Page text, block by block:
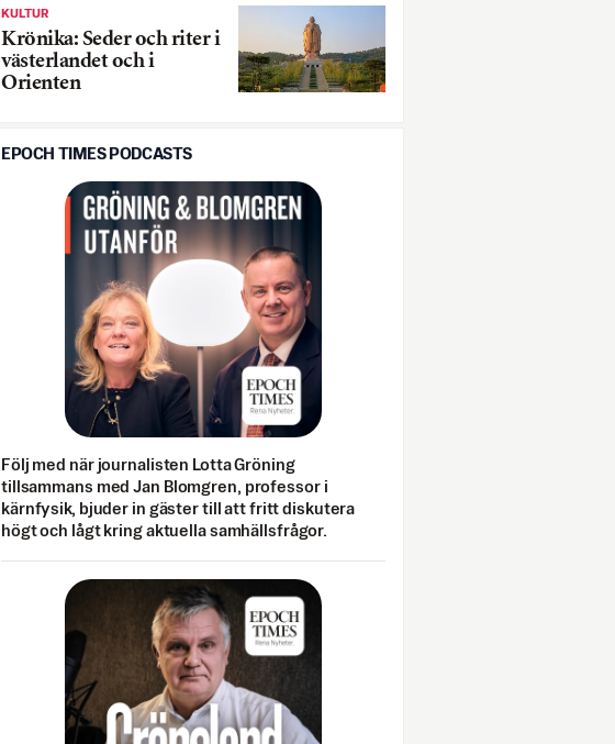
KULTUR
Krönika: Seder och riter i
västerlandet och i
Orienten
EPOCH TIMES PODCASTS
Följ med när journalisten Lotta Gröning
tillsammans med Jan Blomgren, professor i
kärnfysik, bjuder in gäster till att fritt diskutera
högt och lågt kring aktuella samhällsfrågor.